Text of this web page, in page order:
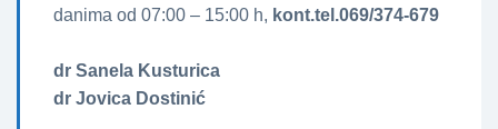
danima od 07:00 – 15:00 h, kont.tel.069/374-679
dr Sanela Kusturica
dr Jovica Dostinić